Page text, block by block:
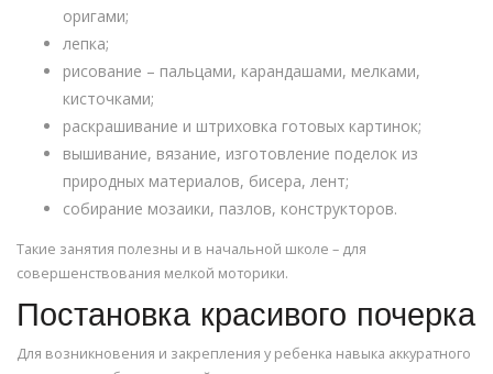
оригами;
лепка;
рисование – пальцами, карандашами, мелками,
кисточками;
раскрашивание и штриховка готовых картинок;
вышивание, вязание, изготовление поделок из
природных материалов, бисера, лент;
собирание мозаики, пазлов, конструкторов.
Такие занятия полезны и в начальной школе – для
совершенствования мелкой моторики.
Постановка красивого почерка
Для возникновения и закрепления у ребенка навыка аккуратного